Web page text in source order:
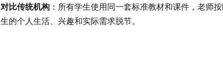
对比传统机构 ：所有学生使用同一套标准教材和课件，老师
生的个人生活、兴趣和实际需求脱节。